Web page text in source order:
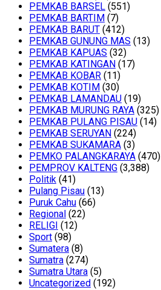
PEMKAB BARSEL (551)
PEMKAB BARTIM (7)
PEMKAB BARUT (412)
PEMKAB GUNUNG MAS (13)
PEMKAB KAPUAS (32)
PEMKAB KATINGAN (17)
PEMKAB KOBAR (11)
PEMKAB KOTIM (30)
PEMKAB LAMANDAU (19)
PEMKAB MURUNG RAYA (325)
PEMKAB PULANG PISAU (14)
PEMKAB SERUYAN (224)
PEMKAB SUKAMARA (3)
PEMKO PALANGKARAYA (470)
PEMPROV KALTENG (3,388)
Politik (41)
Pulang Pisau (13)
Puruk Cahu (66)
Regional (22)
RELIGI (12)
Sport (98)
Sumatera (8)
Sumatra (274)
Sumatra Utara (5)
Uncategorized (192)